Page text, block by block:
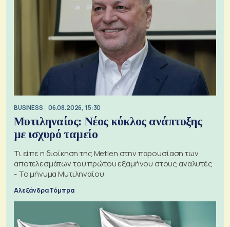
BUSINESS 06.08.2026, 15:30
Μυτιληναίος: Νέος κύκλος ανάπτυξης
με ισχυρό ταμείο
Τι είπε η διοίκηση της Metlen στην παρουσίαση των
αποτελεσμάτων του πρώτου εξαμήνου στους αναλυτές
- Το μήνυμα Μυτιληναίου
Αλεξάνδρα Τόμπρα